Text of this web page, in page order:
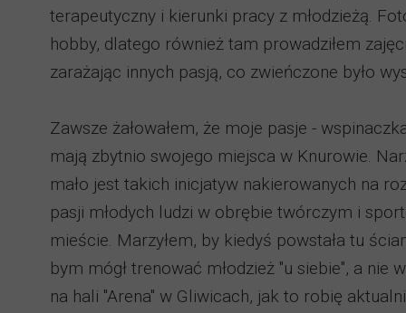
terapeutyczny i kierunki pracy z młodzieżą.
hobby, dlatego również tam prowadziłem
zarażając innych pasją, co zwieńczone było
Zawsze żałowałem, że moje pasje -
mają zbytnio swojego miejsca w Knurowie.
mało jest takich inicjatyw nakierowanych na
pasji młodych ludzi w obrębie twórczym i
mieście. Marzyłem, by kiedyś powstała tu
bym mógł trenować młodzież "u siebie", a nie
na hali "Arena" w Gliwicach, jak to robię